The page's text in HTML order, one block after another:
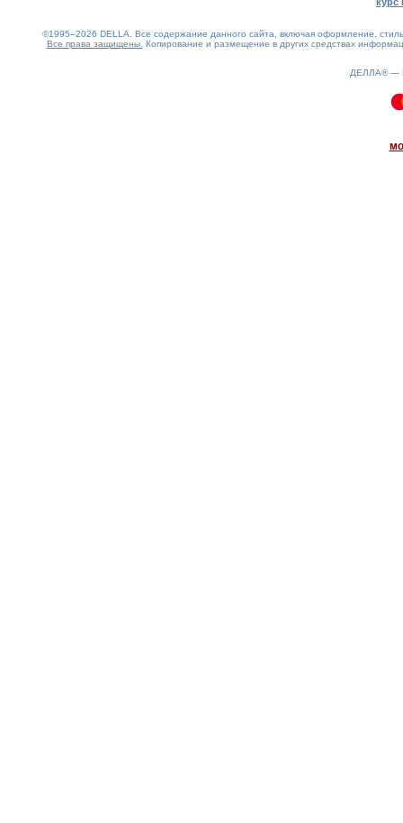
©1995–2026 DELLA. Все содержание данного сайта, включая оформление,
Все права защищены. Копирование и размещение в других средствах
ДЕЛЛА® —